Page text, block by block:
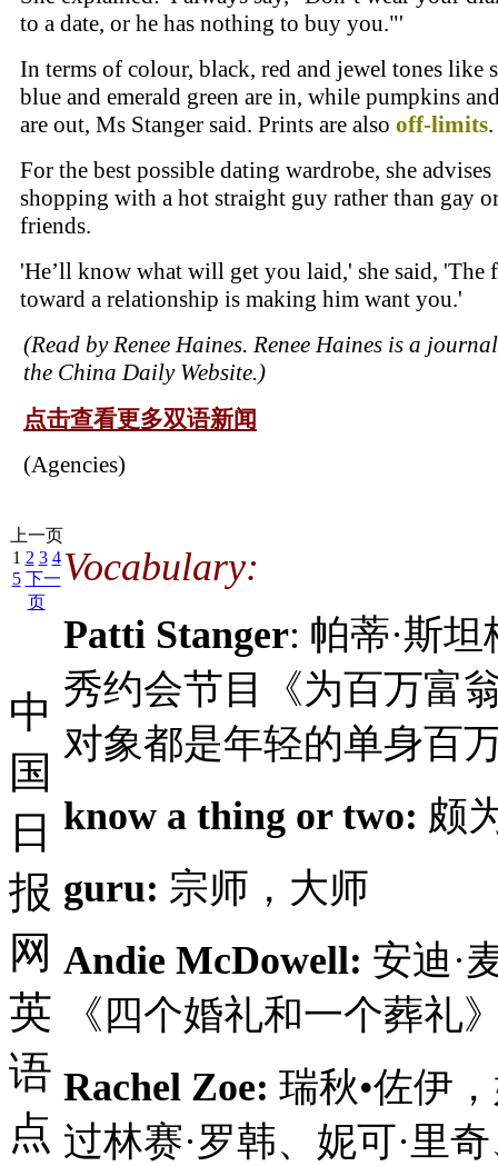
to a date, or he has nothing to buy you."'
In terms of colour, black, red and jewel tones like
blue and emerald green are in, while pumpkins
are out, Ms Stanger said. Prints are also off-limits.
For the best possible dating wardrobe, she advises
shopping with a hot straight guy rather than gay
friends.
'He’ll know what will get you laid,' she said, 'The
toward a relationship is making him want you.'
(Read by Renee Haines. Renee Haines is a
the China Daily Website.)
点击查看更多双语新闻
(Agencies)
Vocabulary:
Patti Stanger: 帕蒂·斯
秀约会节目《为百万富
对象都是年轻的单身百
know a thing or two: 颇
guru: 宗师，大师
Andie McDowell: 安迪·
《四个婚礼和一个葬礼
Rachel Zoe: 瑞秋•佐伊
过林赛·罗韩、妮可·里
上一页
1 2 3 4
5 下一
页
中
国
日
报
网
英
语
点